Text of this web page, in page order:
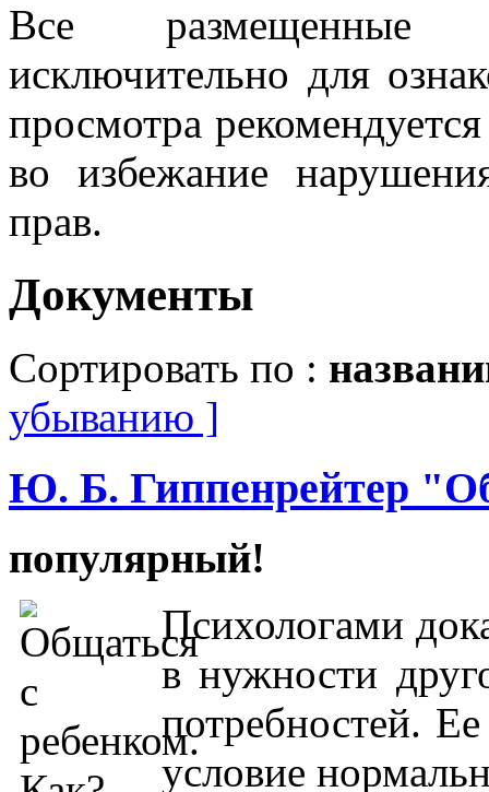
Все размещенные
исключительно для
просмотра
во избежание
прав.
Документы
Сортировать по :
убыванию ]
Ю. Б. Гиппенрейтер
популярный!
Психологами
в нужности
потребностей.
условие